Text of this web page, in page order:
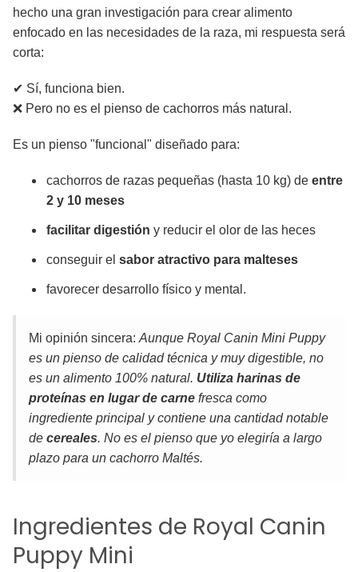
hecho una gran investigación para crear alimento
enfocado en las necesidades de la raza, mi respuesta será
corta:
✔ Sí, funciona bien.
❌ Pero no es el pienso de cachorros más natural.
Es un pienso "funcional" diseñado para:
cachorros de razas pequeñas (hasta 10 kg) de entre
2 y 10 meses
facilitar digestión y reducir el olor de las heces
conseguir el sabor atractivo para malteses
favorecer desarrollo físico y mental.
Mi opinión sincera: Aunque Royal Canin Mini Puppy
es un pienso de calidad técnica y muy digestible, no
es un alimento 100% natural. Utiliza harinas de
proteínas en lugar de carne fresca como
ingrediente principal y contiene una cantidad notable
de cereales. No es el pienso que yo elegiría a largo
plazo para un cachorro Maltés.
Ingredientes de Royal Canin
Puppy Mini